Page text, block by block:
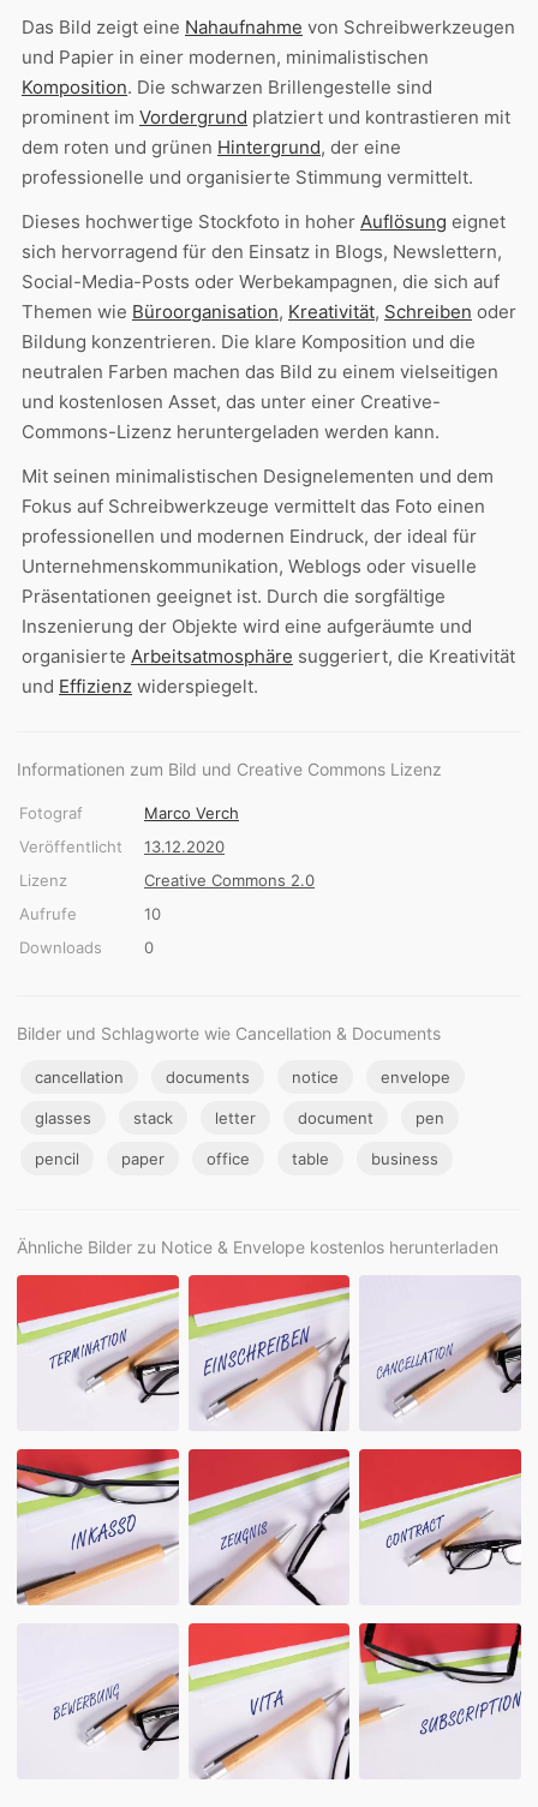
Das Bild zeigt eine Nahaufnahme von Schreibwerkzeugen
und Papier in einer modernen, minimalistischen
Komposition. Die schwarzen Brillengestelle sind
prominent im Vordergrund platziert und kontrastieren mit
dem roten und grünen Hintergrund, der eine
professionelle und organisierte Stimmung vermittelt.
Dieses hochwertige Stockfoto in hoher Auflösung eignet
sich hervorragend für den Einsatz in Blogs, Newslettern,
Social-Media-Posts oder Werbekampagnen, die sich auf
Themen wie Büroorganisation, Kreativität, Schreiben oder
Bildung konzentrieren. Die klare Komposition und die
neutralen Farben machen das Bild zu einem vielseitigen
und kostenlosen Asset, das unter einer Creative-
Commons-Lizenz heruntergeladen werden kann.
Mit seinen minimalistischen Designelementen und dem
Fokus auf Schreibwerkzeuge vermittelt das Foto einen
professionellen und modernen Eindruck, der ideal für
Unternehmenskommunikation, Weblogs oder visuelle
Präsentationen geeignet ist. Durch die sorgfältige
Inszenierung der Objekte wird eine aufgeräumte und
organisierte Arbeitsatmosphäre suggeriert, die Kreativität
und Effizienz widerspiegelt.
Informationen zum Bild und Creative Commons Lizenz
Fotograf
Marco Verch
Veröffentlicht
13.12.2020
Lizenz
Creative Commons 2.0
Aufrufe
10
Downloads
0
Bilder und Schlagworte wie Cancellation & Documents
cancellation documents notice envelope
glasses stack letter document pen
pencil paper office table business
Ähnliche Bilder zu Notice & Envelope kostenlos herunterladen